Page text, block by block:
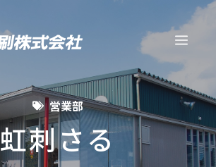
メ
ュ
ー
営業部
虹刺さる